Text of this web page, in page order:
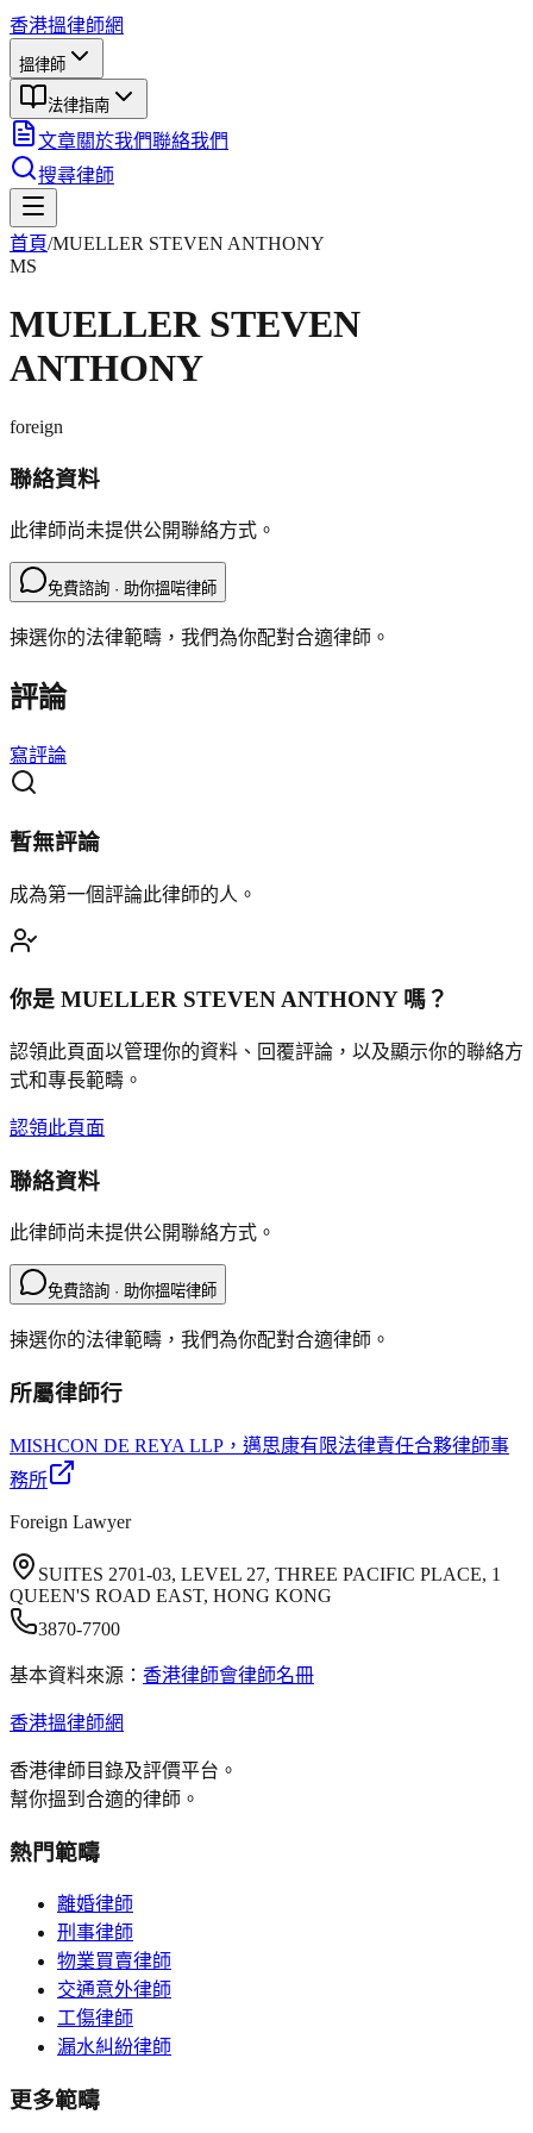
香港搵律師網
搵律師
法律指南
文章關於我們聯絡我們
搜尋律師
首頁/MUELLER STEVEN ANTHONY
MS
MUELLER STEVEN
ANTHONY
foreign
聯絡資料
此律師尚未提供公開聯絡方式。
免費諮詢 · 助你搵啱律師
揀選你的法律範疇，我們為你配對合適律師。
評論
寫評論
暫無評論
成為第一個評論此律師的人。
你是 MUELLER STEVEN ANTHONY嗎？
認領此頁面以管理你的資料、回覆評論，以及顯示你的聯絡方
式和專長範疇。
認領此頁面
聯絡資料
此律師尚未提供公開聯絡方式。
免費諮詢 · 助你搵啱律師
揀選你的法律範疇，我們為你配對合適律師。
所屬律師行
MISHCON DE REYA LLP ，邁思康有限法律責任合夥律師事
務所
Foreign Lawyer
SUITES 2701-03, LEVEL 27, THREE PACIFIC PLACE, 1
QUEEN'S ROAD EAST, HONG KONG
3870-7700
基本資料來源： 香港律師會律師名冊
香港搵律師網
香港律師目錄及評價平台。
幫你搵到合適的律師。
熱門範疇
離婚律師
刑事律師
物業買賣律師
交通意外律師
工傷律師
漏水糾紛律師
更多範疇